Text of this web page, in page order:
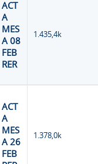
ACT
A
MES
A 08
FEB
RER
1.435,4k
ACT
A
MES
A 26
FEB
1.378,0k